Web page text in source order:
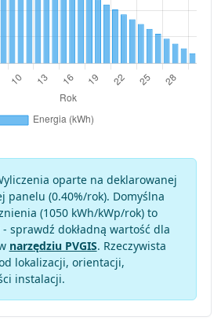
oparte na deklarowanej
panelu (0.40%/rok). Domyślna
(1050 kWh/kWp/rok) to
sprawdź dokładną wartość dla
narzędziu PVGIS. Rzeczywista
lokalizacji, orientacji,
instalacji.